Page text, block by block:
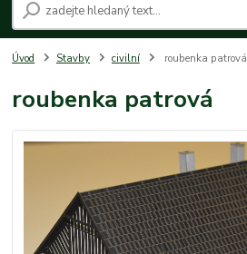
Úvod Stavby civilní roubenka patrová
roubenka patrová